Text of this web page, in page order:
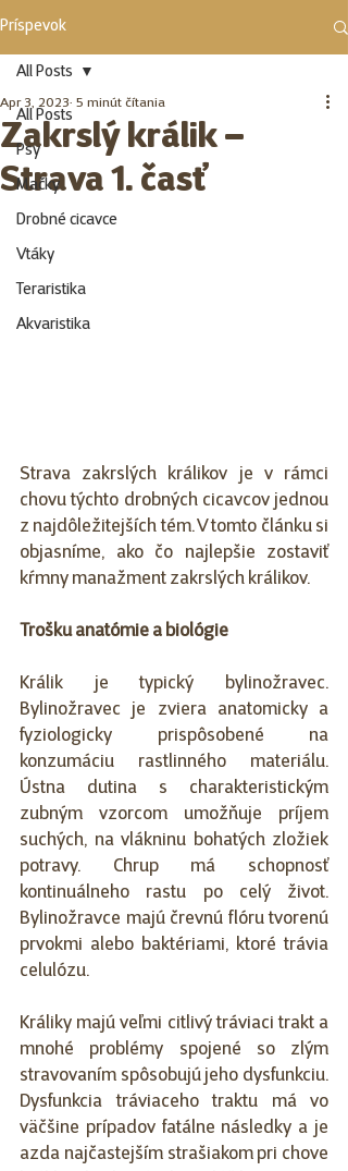
Príspevok
All Posts
Psy
Mačky
Drobné cicavce
Vtáky
Teraristika
Akvaristika
All Posts
Zakrslý králik –
Strava 1. časť
Apr 3, 2023 5 minút čítania
Strava zakrslých králikov je v rámci
chovu týchto drobných cicavcov jednou
z najdôležitejších tém. V tomto článku si
objasníme, ako čo najlepšie zostaviť
kŕmny manažment zakrslých králikov.
Trošku anatómie a biológie
Králik je typický bylinožravec.
Bylinožravec je zviera anatomicky a
fyziologicky prispôsobené na
konzumáciu rastlinného materiálu.
Ústna dutina s charakteristickým
zubným vzorcom umožňuje príjem
suchých, na vlákninu bohatých zložiek
potravy. Chrup má schopnosť
kontinuálneho rastu po celý život.
Bylinožravce majú črevnú flóru tvorenú
prvokmi alebo baktériami, ktoré trávia
celulózu.
Králiky majú veľmi citlivý tráviaci trakt a
mnohé problémy spojené so zlým
stravovaním spôsobujú jeho dysfunkciu.
Dysfunkcia tráviaceho traktu má vo
väčšine prípadov fatálne následky a je
azda najčastejším strašiakom pri chove